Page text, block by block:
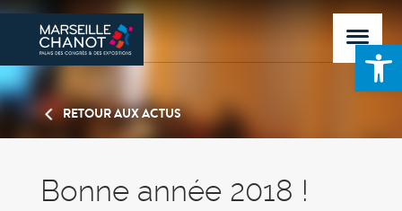
Ouvrir
RETOUR AUX ACTUS
Bonne année 2018 !